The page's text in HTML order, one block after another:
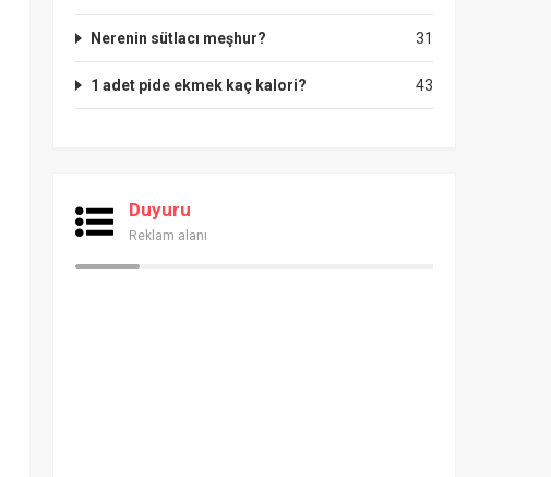
31
Nerenin sütlacı meşhur?
43
1 adet pide ekmek kaç kalori?
Duyuru
Reklam alanı